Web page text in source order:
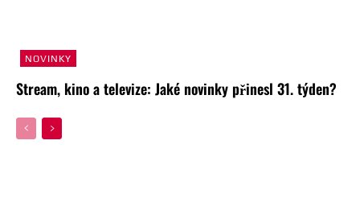
NOVINKY
Stream, kino a televize: Jaké novinky přinesl 31. týden?